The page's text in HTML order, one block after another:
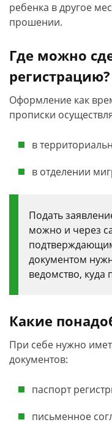
ребенка в другое
прошении.
Где можно
регистрацию?
Оформление как
прописки
в
в отделении
Подать
можно и через
документом
ведомство, куда
Какие
При себе нужно
документов:
паспорт
письменное